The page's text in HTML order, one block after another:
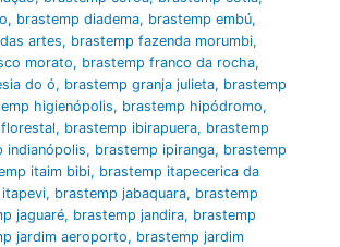
, brastemp diadema, brastemp embú,
artes, brastemp fazenda morumbi,
morato, brastemp franco da rocha,
do ó, brastemp granja julieta, brastemp
higienópolis, brastemp hipódromo,
, brastemp ibirapuera, brastemp
indianópolis, brastemp ipiranga, brastemp
itaim bibi, brastemp itapecerica da
, brastemp jabaquara, brastemp
jaguaré, brastemp jandira, brastemp
jardim aeroporto, brastemp jardim